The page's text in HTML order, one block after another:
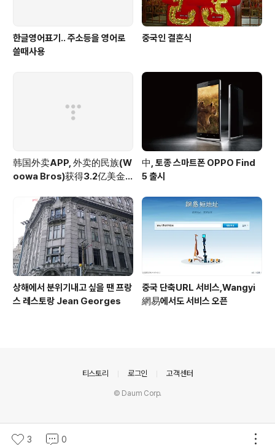
한글영어표기.. 주소등을 영어로
쓸때사용
중국인 결혼식
韩国外卖APP, 外卖的民族(W
oowa Bros)获得3.2亿美金
中, 토종 스마트폰 OPPO Find
5 출시
상해에서 분위기내고 싶을 땐 프랑
스 레스토랑 Jean Georges
중국 단축URL 서비스,Wangyi
網易에서도 서비스 오픈
3 0
티스토리 로그인 고객센터
© Daum Corp.